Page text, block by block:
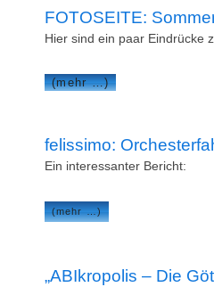
FOTOSEITE:
Hier sind ein paar Eindrücke
(mehr …)
felissimo:
Ein interessanter Bericht:
(mehr …)
„ABIkropolis – Die